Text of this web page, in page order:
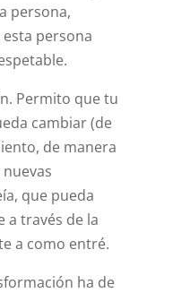
persona,
persona
Permito que tu
cambiar (de
de manera
que pueda
a través de la
a como entré.
ha de